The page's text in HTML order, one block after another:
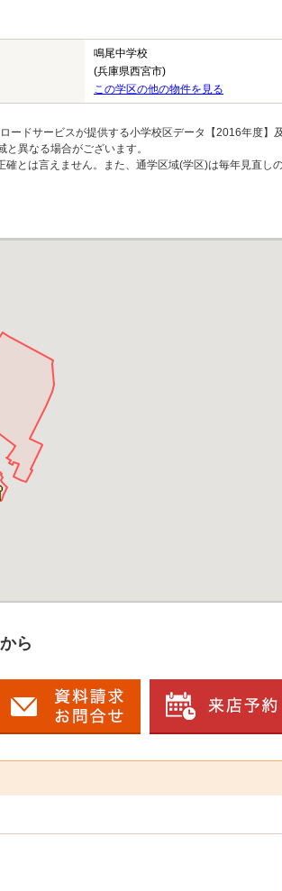
鳴尾中学校
(兵庫県西宮市)
この学区の他の物件を見る
ードサービスが提供する小学校区データ【2016年度】
異なる場合がございます。
とは言えません。また、通学区域(学区)は毎年見直し
ら